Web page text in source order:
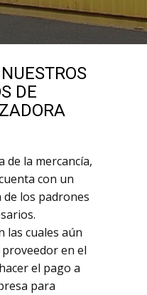
DE
de la mercancía,
con un
los padrones
las cuales aún
en el
el pago a
para